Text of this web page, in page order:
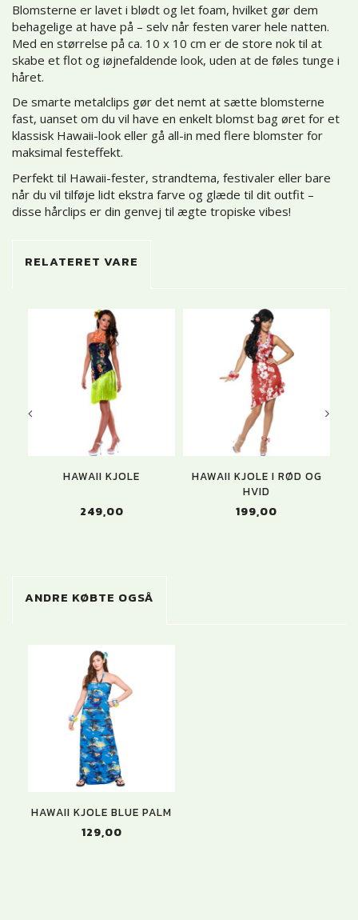
Blomsterne er lavet i blødt og let foam, hvilket gør dem
behagelige at have på – selv når festen varer hele natten.
Med en størrelse på ca. 10 x 10 cm er de store nok til at
skabe et flot og iøjnefaldende look, uden at de føles tunge i
håret.
De smarte metalclips gør det nemt at sætte blomsterne
fast, uanset om du vil have en enkelt blomst bag øret for et
klassisk Hawaii-look eller gå all-in med flere blomster for
maksimal festeffekt.
Perfekt til Hawaii-fester, strandtema, festivaler eller bare
når du vil tilføje lidt ekstra farve og glæde til dit outfit –
disse hårclips er din genvej til ægte tropiske vibes!
RELATERET VARE
HAWAII KJOLE
249,00
HAWAII KJOLE I RØD OG
HVID
199,00
ANDRE KØBTE OGSÅ
HAWAII KJOLE BLUE PALM
129,00